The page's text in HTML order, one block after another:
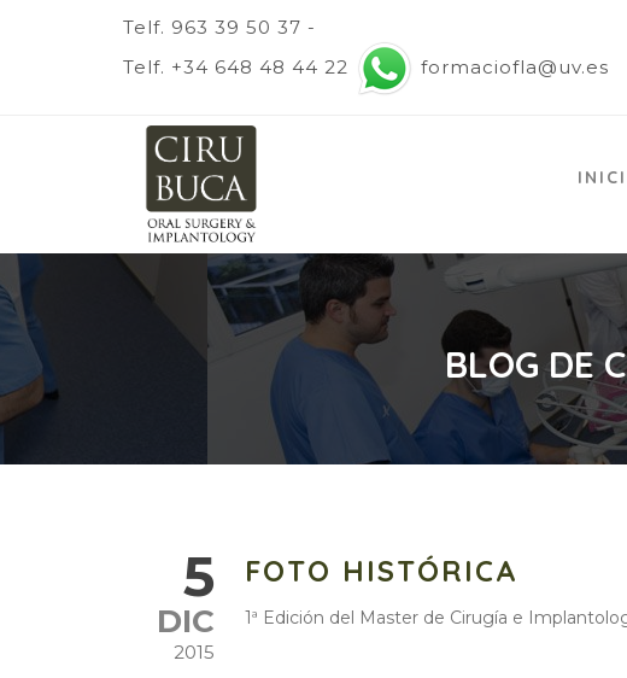
Telf. 963 39 50 37 -
Telf. +34 648 48 44 22
formaciofla@uv.es
BLOG DE
5
DIC
2015
FOTO HISTÓRICA
1ª Edición del Master de Cirugía e